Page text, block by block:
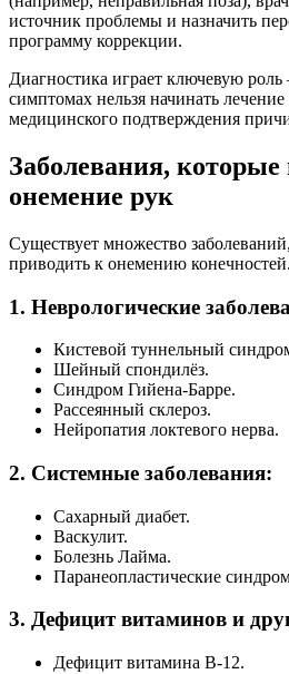
источник проблемы и назначить
программу коррекции.
Диагностика играет ключевую
симптомах нельзя начинать лечение
медицинского подтверждения
Заболевания,
онемение рук
Существует множество
приводить к онемению
1. Неврологические
Кистевой туннельный
Шейный спондилёз.
Синдром Гийена-Барре.
Рассеянный склероз.
Нейропатия локтевого нерва.
2. Системные заболевания:
Сахарный диабет.
Васкулит.
Болезнь Лайма.
Паранеопластические
3. Дефицит витаминов и
Дефицит витамина B-12.